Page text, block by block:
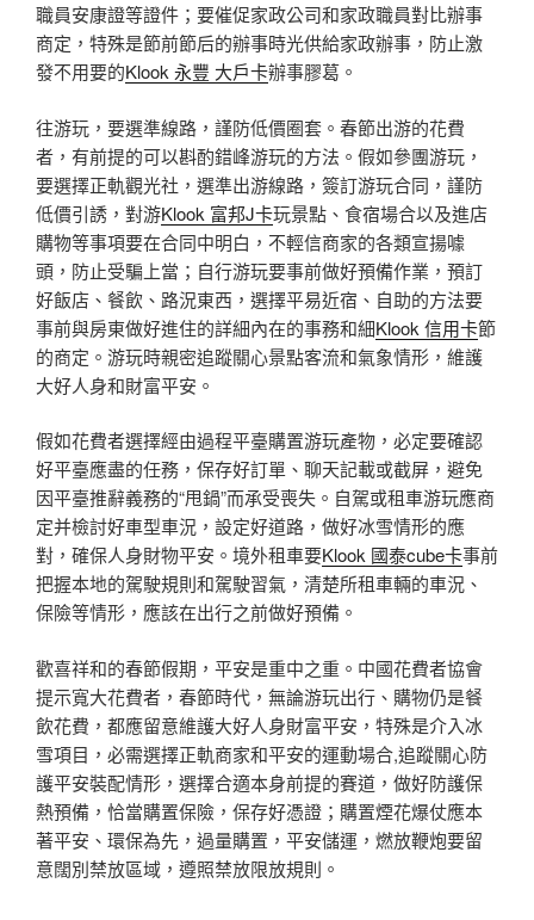
職員安康證等證件；要催促家政公司和家政職員對比辦事
商定，特殊是節前節后的辦事時光供給家政辦事，防止激
發不用要的Klook 永豐 大戶卡辦事膠葛。
往游玩，要選準線路，謹防低價圈套。春節出游的花費
者，有前提的可以斟酌錯峰游玩的方法。假如參團游玩，
要選擇正軌觀光社，選準出游線路，簽訂游玩合同，謹防
低價引誘，對游Klook 富邦J卡玩景點、食宿場合以及進店
購物等事項要在合同中明白，不輕信商家的各類宣揚噱
頭，防止受騙上當；自行游玩要事前做好預備作業，預訂
好飯店、餐飲、路況東西，選擇平易近宿、自助的方法要
事前與房東做好進住的詳細內在的事務和細Klook 信用卡節
的商定。游玩時親密追蹤關心景點客流和氣象情形，維護
大好人身和財富平安。
假如花費者選擇經由過程平臺購置游玩產物，必定要確認
好平臺應盡的任務，保存好訂單、聊天記載或截屏，避免
因平臺推辭義務的“甩鍋”而承受喪失。自駕或租車游玩應商
定并檢討好車型車況，設定好道路，做好冰雪情形的應
對，確保人身財物平安。境外租車要Klook 國泰cube卡事前
把握本地的駕駛規則和駕駛習氣，清楚所租車輛的車況、
保險等情形，應該在出行之前做好預備。
歡喜祥和的春節假期，平安是重中之重。中國花費者協會
提示寬大花費者，春節時代，無論游玩出行、購物仍是餐
飲花費，都應留意維護大好人身財富平安，特殊是介入冰
雪項目，必需選擇正軌商家和平安的運動場合,追蹤關心防
護平安裝配情形，選擇合適本身前提的賽道，做好防護保
熱預備，恰當購置保險，保存好憑證；購置煙花爆仗應本
著平安、環保為先，過量購置，平安儲運，燃放鞭炮要留
意闊別禁放區域，遵照禁放限放規則。